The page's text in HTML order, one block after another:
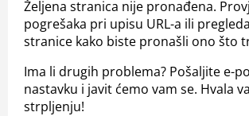
Željena stranica nije pronađena.
pogrešaka pri upisu URL-a ili
stranice kako biste pronašli ono što
Ima li drugih problema? Pošaljite e-
nastavku i javit ćemo vam se. Hvala
strpljenju!